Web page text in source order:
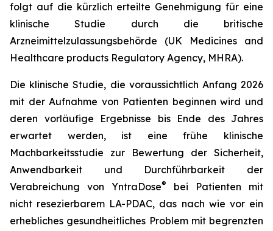
folgt auf die kürzlich erteilte Genehmigung für eine
klinische Studie durch die britische
Arzneimittelzulassungsbehörde (UK Medicines and
Healthcare products Regulatory Agency, MHRA).
Die klinische Studie, die voraussichtlich Anfang 2026
mit der Aufnahme von Patienten beginnen wird und
deren vorläufige Ergebnisse bis Ende des Jahres
erwartet werden, ist eine frühe klinische
Machbarkeitsstudie zur Bewertung der Sicherheit,
Anwendbarkeit und Durchführbarkeit der
Verabreichung von YntraDose®
bei Patienten mit
nicht resezierbarem LA-PDAC, das nach wie vor ein
erhebliches gesundheitliches Problem mit begrenzten